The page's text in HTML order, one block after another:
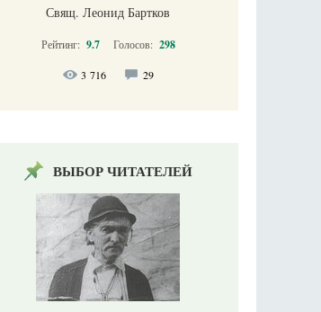
Свящ. Леонид Бартков
Рейтинг: 9.7 Голосов: 298
3 716 29
ВЫБОР ЧИТАТЕЛЕЙ